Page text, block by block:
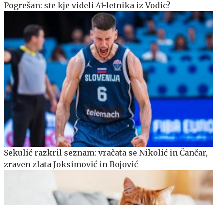
Pogrešan: ste kje videli 41-letnika iz Vodic?
Sekulić razkril seznam: vračata se Nikolić in Čančar,
zraven zlata Joksimović in Bojović